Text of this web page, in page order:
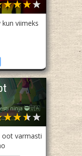
viimeks
ninja 🥷🇺🇦
oot varmasti